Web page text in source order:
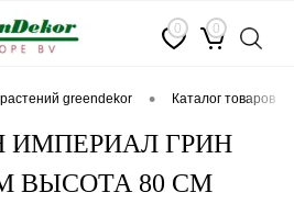
0 0
greendekor • каталог товаров
ИМПЕРИАЛ ГРИН
ВЫСОТА 80 СМ